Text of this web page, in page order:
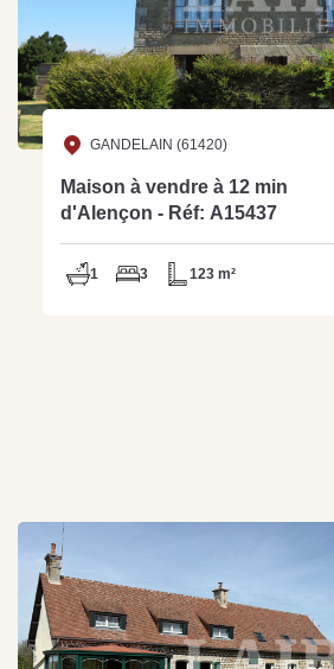
GANDELAIN (61420)
Maison à vendre à 12 min
d'Alençon - Réf: A15437
1 3 123 m²